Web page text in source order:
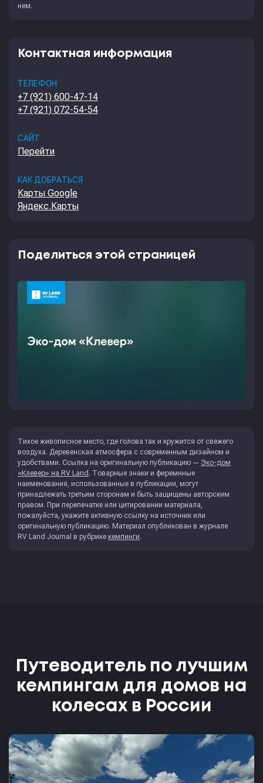
нем.
Контактная информация
ТЕЛЕФОН
+7 (921) 600-47-14
+7 (921) 072-54-54
САЙТ
Перейти
КАК ДОБРАТЬСЯ
Карты Google
Яндекс.Карты
Поделиться этой страницей
Тихое живописное место, где голова так и кружится от свежего
воздуха. Деревенская атмосфера с современным дизайном и
удобствами. Ссылка на оригинальную публикацию — Эко-дом
«Клевер» на RV Land . Товарные знаки и фиремнные
наименования, использованные в публикации, могут
принадлежать третьим сторонам и быть защищены авторским
правом. При перепечатке или цитировании материала,
пожалуйста, укажите активную ссылку на источник или
оригинальную публикацию. Материал опубликован в журнале
RV Land Journal в рубрике кемпинги.
Путеводитель по лучшим
кемпингам для домов на
колесах в России